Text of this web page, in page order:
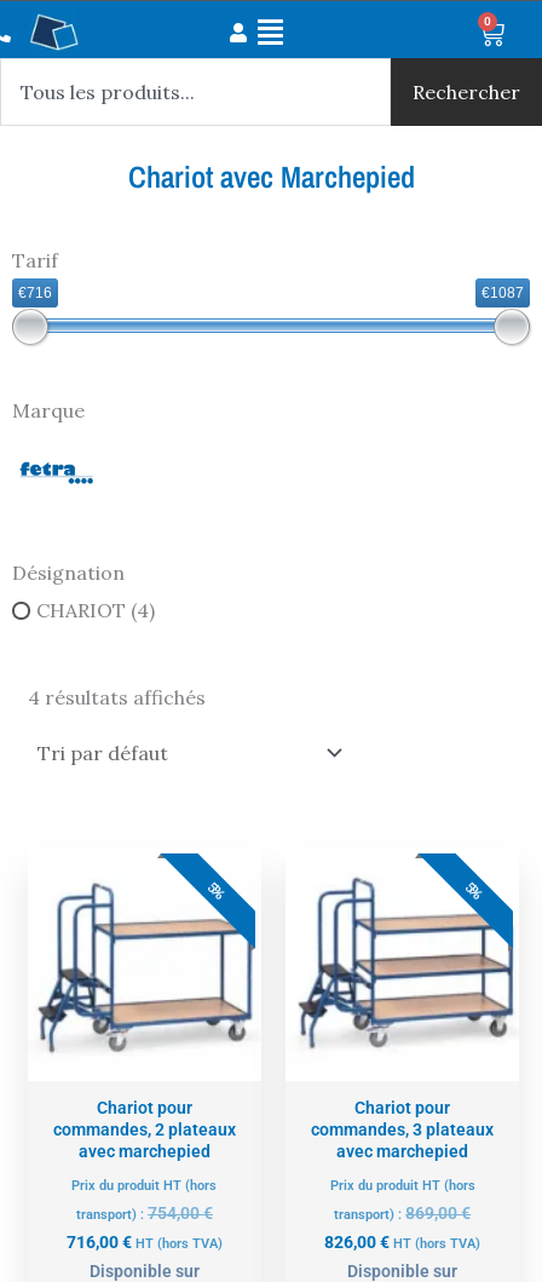
Aller
contenu
Main
0
Rechercher
Chariot avec Marchepied
Tarif
€716 €1087
Marque
Désignation
CHARIOT (4)
4 résultats affichés
5%
Chariot pour
commandes, 2 plateaux
avec marchepied
Prix du produit HT (hors
transport) : 754,00€
prix
initial
était :
716,00€
est :
HT (hors TVA)
Disponible sur
5%
Chariot pour
commandes, 3 plateaux
avec marchepied
Prix du produit HT (hors
transport) :869,00€
prix
initial
était :
869,00 €.
826,00€
actuel
est :
826,00 €.
HT (hors TVA)
Disponible sur